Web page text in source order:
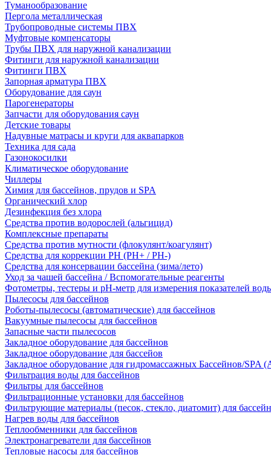
Туманообразование
Пергола металлическая
Трубопроводные системы ПВХ
Муфтовые компенсаторы
Трубы ПВХ для наружной канализации
Фитинги для наружной канализации
Фитинги ПВХ
Запорная арматура ПВХ
Оборудование для саун
Парогенераторы
Запчасти для оборудования саун
Детские товары
Надувные матрасы и круги для аквапарков
Техника для сада
Газонокосилки
Климатическое оборудование
Чиллеры
Химия для бассейнов, прудов и SPA
Органический хлор
Дезинфекция без хлора
Средства против водорослей (альгицид)
Комплексные препараты
Средства против мутности (флокулянт/коагулянт)
Средства для коррекции PH (PH+ / PH-)
Средства для консервации бассейна (зима/лето)
Уход за чашей бассейна / Вспомогательные реагенты
Фотометры, тестеры и рН-метр для измерения показателей
Пылесосы для бассейнов
Роботы-пылесосы (автоматические) для бассейнов
Вакуумные пылесосы для бассейнов
Запасные части пылесосов
Закладное оборудование для бассейнов
Закладное оборудование для бассейов
Закладное оборудование для гидромассажных Бассейнов/SPA
Фильтрация воды для бассейнов
Фильтры для бассейнов
Фильтрационные установки для бассейнов
Фильтрующие материалы (песок, стекло, диатомит) для
Нагрев воды для бассейнов
Теплообменники для бассейнов
Электронагреватели для бассейнов
Тепловые насосы для бассейнов